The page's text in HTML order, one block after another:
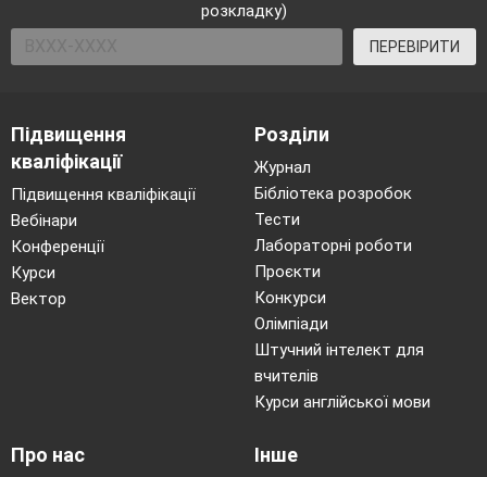
розкладку)
ПЕРЕВІРИТИ
Підвищення
кваліфікації
Підвищення кваліфікації
Вебінари
Конференції
Курси
Вектор
Розділи
Журнал
Бібліотека розробок
Тести
Лабораторні роботи
Проєкти
Конкурси
Олімпіади
Штучний інтелект для
вчителів
Курси англійської мови
Про нас Інше